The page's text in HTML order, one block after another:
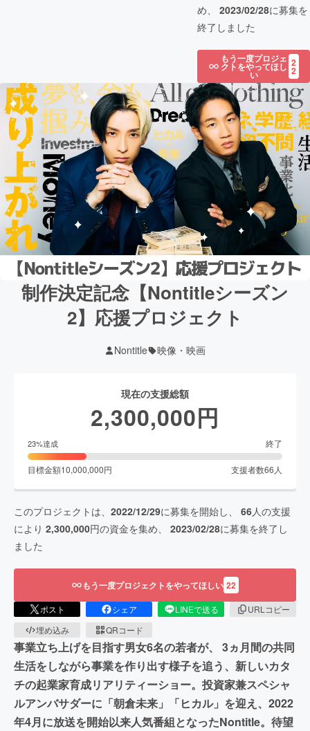
め、 2023/02/28に募集を
終了しました
もう一度プロジェ
クトをやってほし
い
2
2
制作決定記念【Nontitleシーズン
2】応援プロジェクト
Nontitle 映像・映画
現在の支援総額
2,300,000円
23%達成 終了
目標金額10,000,000円 支援者数66 人
このプロジェクトは、 2022/12/29に募集を開始し、 66人の支援
により 2,300,000円の資金を集め、 2023/02/28に募集を終了し
ました
もう一度プロジェクトをやってほしい 22
ポスト シェア LINEで送る
URLコピー
埋め込み
QRコード
事業立ち上げを目指す男女6名の若者が、 3ヵ月間の共同
生活をしながら事業を作り出す様子を追う、新しいカタ
チの起業家育成リアリティーショー。投資家兼スペシャ
ルアンバサダーに「朝倉未来」「ヒカル」を迎え、2022
年4月に放送を開始以来人気番組となったNontitle。待望